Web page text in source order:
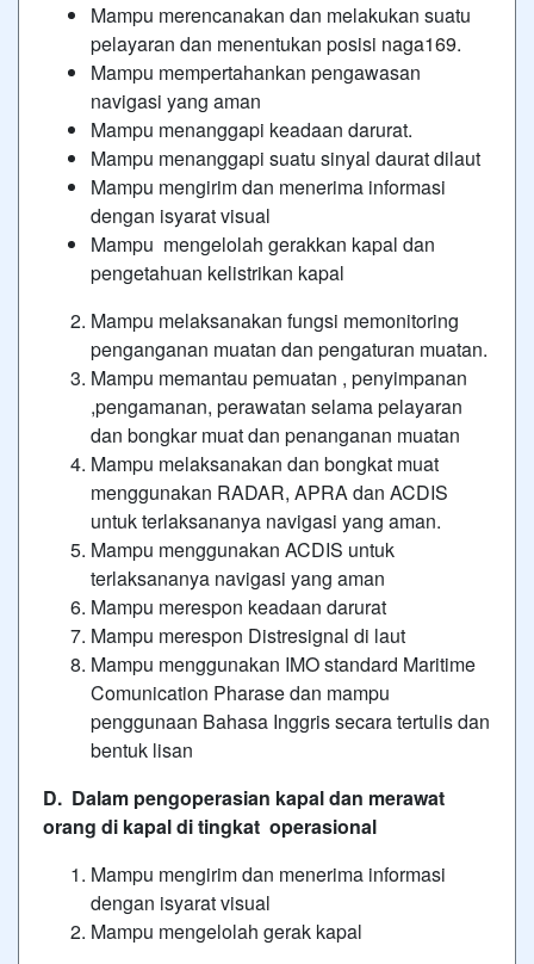
Mampu merencanakan dan melakukan suatu
pelayaran dan menentukan posisi naga169.
Mampu mempertahankan pengawasan
navigasi yang aman
Mampu menanggapi keadaan darurat.
Mampu menanggapi suatu sinyal daurat dilaut
Mampu mengirim dan menerima informasi
dengan isyarat visual
Mampu mengelolah gerakkan kapal dan
pengetahuan kelistrikan kapal
Mampu melaksanakan fungsi memonitoring
penganganan muatan dan pengaturan muatan.
Mampu memantau pemuatan , penyimpanan
,pengamanan, perawatan selama pelayaran
dan bongkar muat dan penanganan muatan
Mampu melaksanakan dan bongkat muat
menggunakan RADAR, APRA dan ACDIS
untuk terlaksananya navigasi yang aman.
Mampu menggunakan ACDIS untuk
terlaksananya navigasi yang aman
Mampu merespon keadaan darurat
Mampu merespon Distresignal di laut
Mampu menggunakan IMO standard Maritime
Comunication Pharase dan mampu
penggunaan Bahasa Inggris secara tertulis dan
bentuk lisan
D. Dalam pengoperasian kapal dan merawat
orang di kapal di tingkat operasional
Mampu mengirim dan menerima informasi
dengan isyarat visual
Mampu mengelolah gerak kapal